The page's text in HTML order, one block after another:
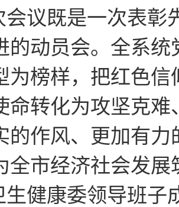
会议既是一次表彰
的动员会。全系
为榜样，把红色
命转化为攻坚克
的作风、更加有
全市经济社会发
生健康委领导班子